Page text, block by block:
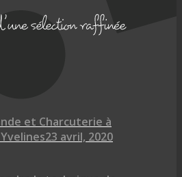
et Charcuterie à
23 avril, 2020